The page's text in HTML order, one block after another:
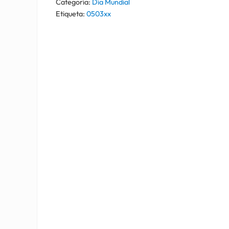
Categoría: Día Mundial
Etiqueta:0503xx